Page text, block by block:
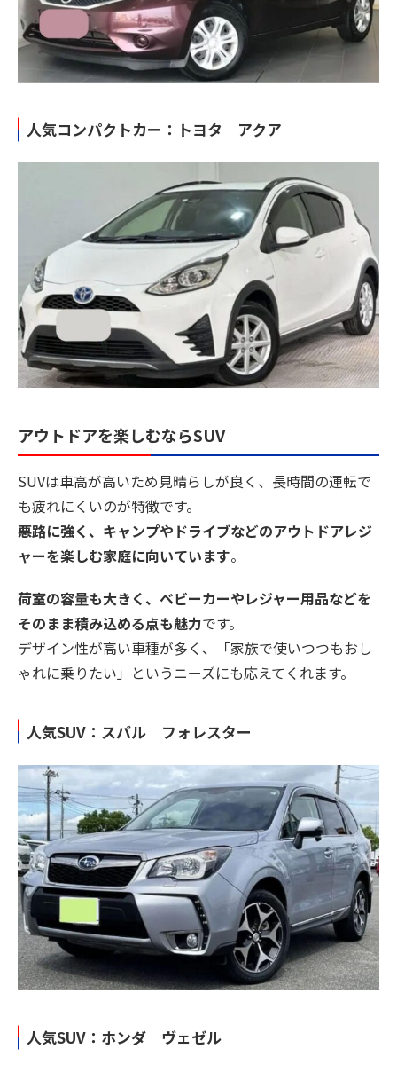
人気コンパクトカー：トヨタ アクア
アウトドアを楽しむならSUV
SUVは車高が高いため見晴らしが良く、長時間の運転で
も疲れにくいのが特徴です。
悪路に強く、キャンプやドライブなどのアウトドアレジ
ャーを楽しむ家庭に向いています。
荷室の容量も大きく、ベビーカーやレジャー用品などを
そのまま積み込める点も魅力です。
デザイン性が高い車種が多く、「家族で使いつつもおし
ゃれに乗りたい」というニーズにも応えてくれます。
人気SUV：スバル フォレスター
人気SUV：ホンダ ヴェゼル